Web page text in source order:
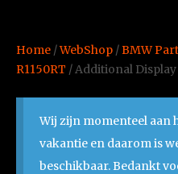
Home /WebShop /BMW
R1150RT / Additional Display
Wij zijn momenteel aan
vakantie en daarom is
beschikbaar. Bedankt